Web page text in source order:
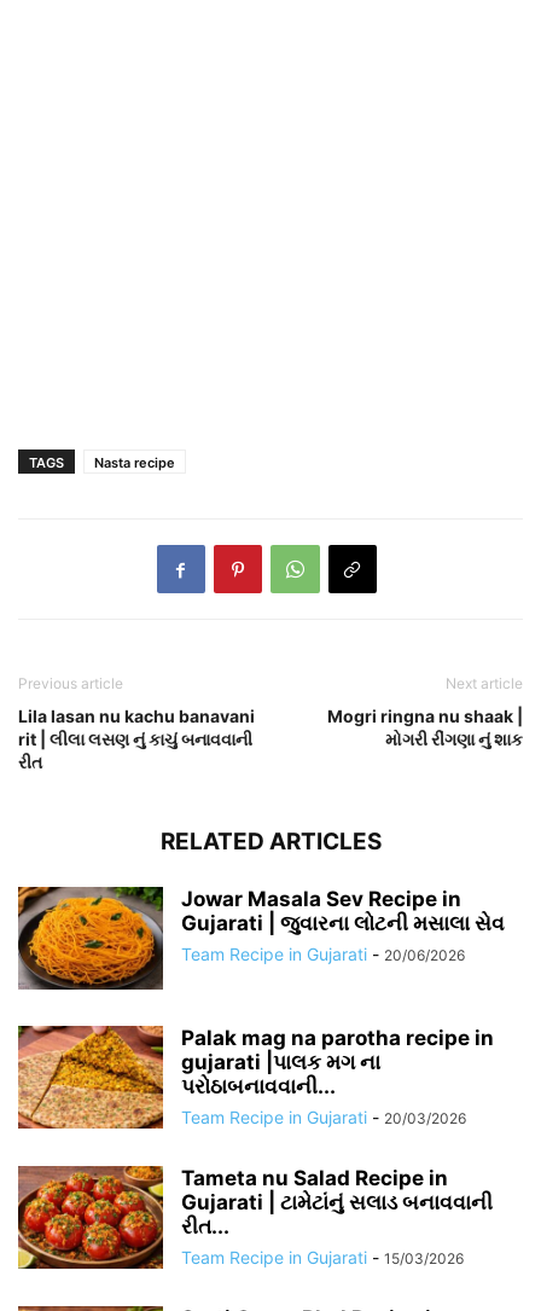
TAGS Nasta recipe
Previous article
Lila lasan nu kachu banavani
rit | લીલા લસણ નું કાચું બનાવવાની
રીત
Next article
Mogri ringna nu shaak |
મોગરી રીંગણા નું શાક
RELATED ARTICLES
Jowar Masala Sev Recipe in
Gujarati | જુવારના લોટની મસાલા સેવ
Team Recipe in Gujarati - 20/06/2026
Palak mag na parotha recipe in
gujarati |પાલક મગ ના
પરોઠાબનાવવાની...
Team Recipe in Gujarati - 20/03/2026
Tameta nu Salad Recipe in
Gujarati | ટામેટાંનું સલાડ બનાવવાની
રીત...
Team Recipe in Gujarati - 15/03/2026